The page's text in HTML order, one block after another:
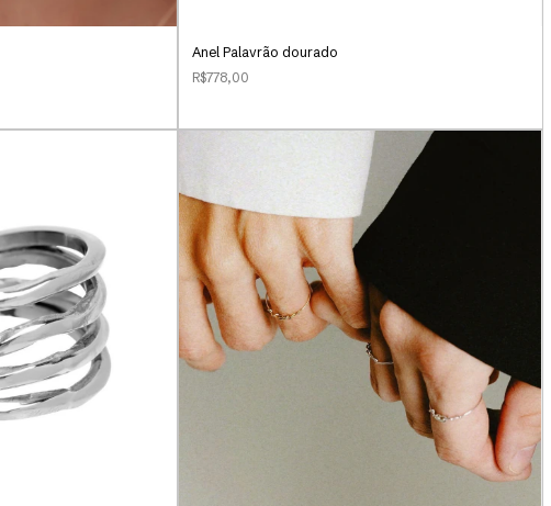
Anel Palavrão dourado
R$778,00